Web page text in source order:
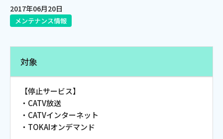
電話
動画配信
2017年06月20日
メンテナンス情報
対象
【停止サービス】
・CATV放送
・CATVインターネット
・TOKAIオンデマンド